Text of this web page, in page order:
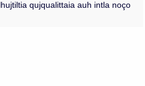
qujqualittaia auh intla noço